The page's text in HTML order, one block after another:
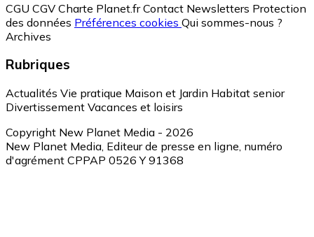
CGU CGV Charte Planet.fr Contact Newsletters Protection
des données Préférences cookies Qui sommes-nous ?
Archives
Rubriques
Actualités Vie pratique Maison et Jardin Habitat senior
Divertissement Vacances et loisirs
Copyright New Planet Media - 2026
New Planet Media, Editeur de presse en ligne, numéro
d'agrément CPPAP 0526 Y 91368